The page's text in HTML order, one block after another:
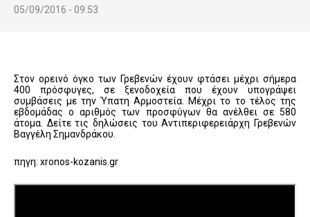
05/09/2016 - 09:53
Στον ορεινό όγκο των Γρεβενών έχουν φτάσει μέχρι σήμερα
400 πρόσφυγες, σε ξενοδοχεία που έχουν υπογράψει
συμβάσεις με την Ύπατη Αρμοστεία. Μέχρι το το τέλος της
εβδομάδας ο αριθμός των προσφύγων θα ανέλθει σε 580
άτομα. Δείτε τις δηλώσεις του Αντιπεριφερειάρχη Γρεβενών
Βαγγέλη Σημανδράκου.
πηγη: xronos-kozanis.gr